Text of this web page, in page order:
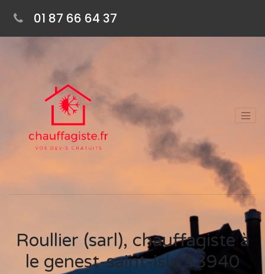
01 87 66 64 37
Roullier (sarl), chauffagiste à
le genest-saint-isle 53940